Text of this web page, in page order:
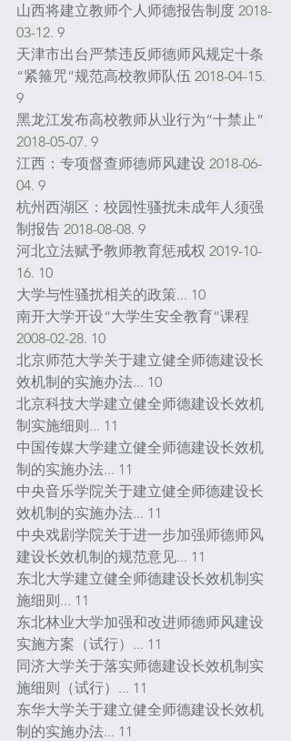
山西将建立教师个人师德报告制度 2018-
03-12. 9
天津市出台严禁违反师德师风规定十条
“紧箍咒”规范高校教师队伍 2018-04-15.
9
黑龙江发布高校教师从业行为“十禁止”
2018-05-07. 9
江西：专项督查师德师风建设 2018-06-
04. 9
杭州西湖区：校园性骚扰未成年人须强
制报告 2018-08-08. 9
河北立法赋予教师教育惩戒权 2019-10-
16. 10
大学与性骚扰相关的政策... 10
南开大学开设“大学生安全教育”课程
2008-02-28. 10
北京师范大学关于建立健全师德建设长
效机制的实施办法... 10
北京科技大学建立健全师德建设长效机
制实施细则... 11
中国传媒大学建立健全师德建设长效机
制的实施办法... 11
中央音乐学院关于建立健全师德建设长
效机制的实施办法... 11
中央戏剧学院关于进一步加强师德师风
建设长效机制的规范意见... 11
东北大学建立健全师德建设长效机制实
施细则... 11
东北林业大学加强和改进师德师风建设
实施方案（试行）... 11
同济大学关于落实师德建设长效机制实
施细则（试行）... 11
东华大学关于建立健全师德建设长效机
制的实施办法... 11